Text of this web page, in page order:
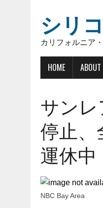
シリ
カリフォルニア
HOME ABOUT
サンレ
停止
運休中
NBC Bay Area